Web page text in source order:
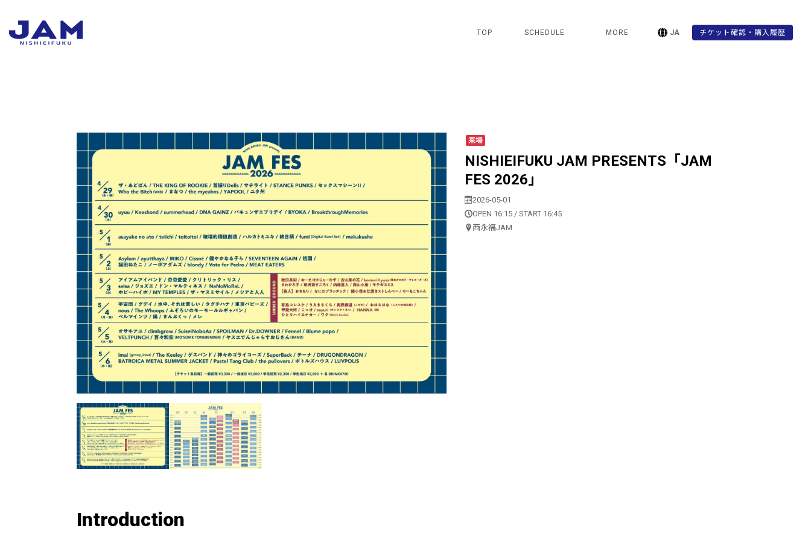
TOP SCHEDULE MORE JA チケット確認・購入履歴
来場
NISHIEIFUKU JAM PRESENTS「JAM
FES 2026」
2026-05-01
OPEN 16:15 / START 16:45
西永福JAM
Introduction